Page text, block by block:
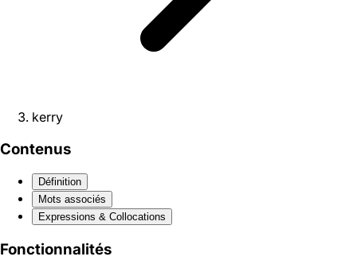
kerry
Contenus
Définition
Mots associés
Expressions & Collocations
Fonctionnalités